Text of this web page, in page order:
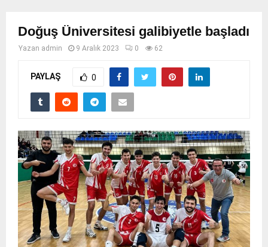
Doğuş Üniversitesi galibiyetle başladı
Yazan admin 9 Aralık 2023 0 62
PAYLAŞ 0